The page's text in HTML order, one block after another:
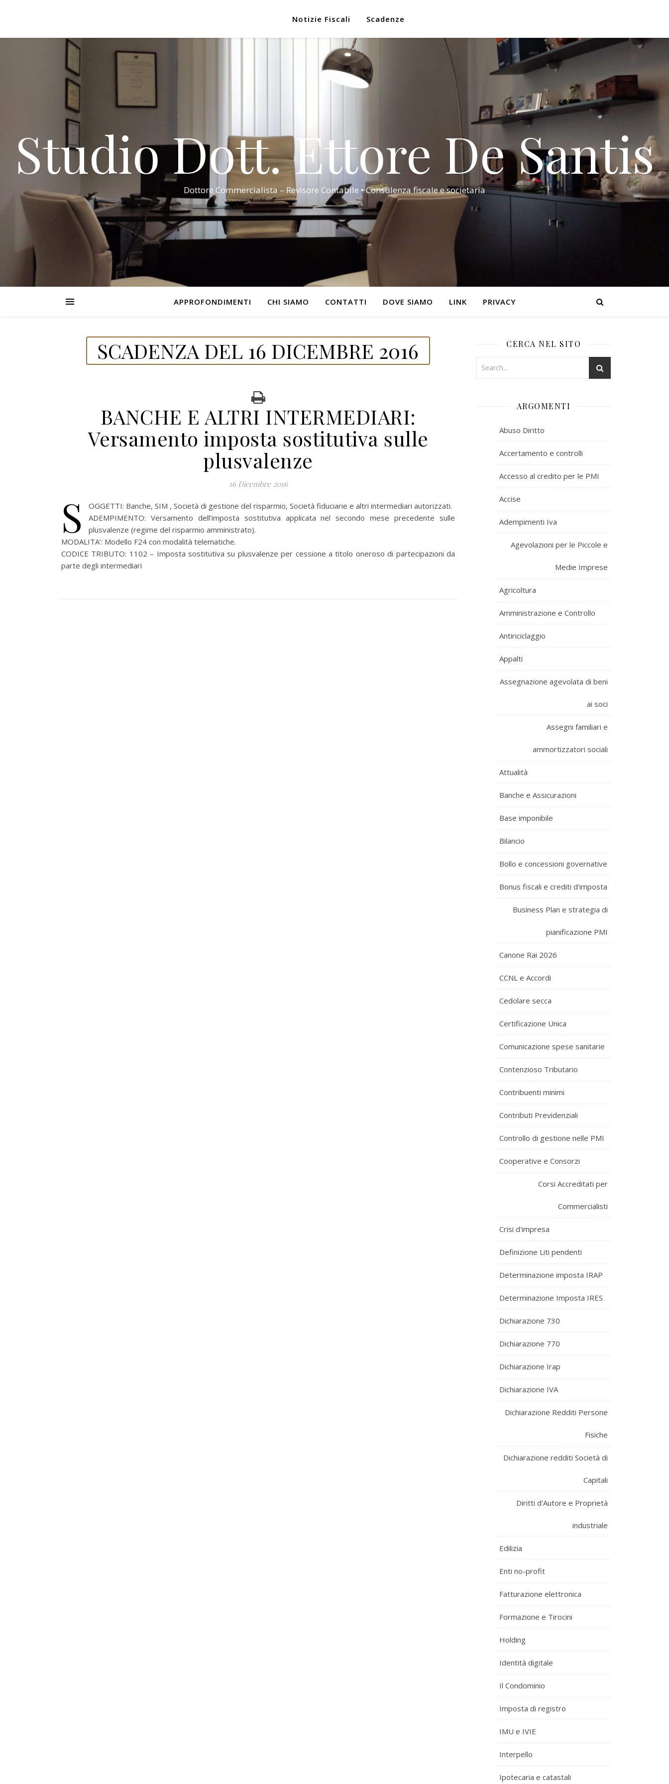
Notizie Fiscali Scadenze
Studio Dott. Ettore De Santis
Dottore Commercialista – Revisore Contabile • Consulenza fiscale e societaria
APPROFONDIMENTI CHI SIAMO CONTATTI DOVE SIAMO LINK PRIVACY
SCADENZA DEL 16 DICEMBRE 2016
BANCHE E ALTRI INTERMEDIARI:
Versamento imposta sostitutiva sulle
plusvalenze
16 Dicembre 2016
S
OGGETTI: Banche, SIM , Società di gestione del risparmio, Società fiduciarie e altri intermediari autorizzati.
ADEMPIMENTO: Versamento dell’imposta sostitutiva applicata nel secondo mese precedente sulle
plusvalenze (regime del risparmio amministrato).
MODALITA’: Modello F24 con modalità telematiche.
CODICE TRIBUTO: 1102 – Imposta sostitutiva su plusvalenze per cessione a titolo oneroso di partecipazioni da
parte degli intermediari
CERCA NEL SITO
ARGOMENTI
Abuso Diritto
Accertamento e controlli
Accesso al credito per le PMI
Accise
Adempimenti Iva
Agevolazioni per le Piccole e
Medie Imprese
Agricoltura
Amministrazione e Controllo
Antiriciclaggio
Appalti
Assegnazione agevolata di beni
ai soci
Assegni familiari e
ammortizzatori sociali
Attualità
Banche e Assicurazioni
Base imponibile
Bilancio
Bollo e concessioni governative
Bonus fiscali e crediti d'imposta
Business Plan e strategia di
pianificazione PMI
Canone Rai 2026
CCNL e Accordi
Cedolare secca
Certificazione Unica
Comunicazione spese sanitarie
Contenzioso Tributario
Contribuenti minimi
Contributi Previdenziali
Controllo di gestione nelle PMI
Cooperative e Consorzi
Corsi Accreditati per
Commercialisti
Crisi d'impresa
Definizione Liti pendenti
Determinazione imposta IRAP
Determinazione Imposta IRES
Dichiarazione 730
Dichiarazione 770
Dichiarazione Irap
Dichiarazione IVA
Dichiarazione Redditi Persone
Fisiche
Dichiarazione redditi Società di
Capitali
Diritti d'Autore e Proprietà
industriale
Edilizia
Enti no-profit
Fatturazione elettronica
Formazione e Tirocini
Holding
Identità digitale
Il Condominio
Imposta di registro
IMU e IVIE
Interpello
Ipotecaria e catastali